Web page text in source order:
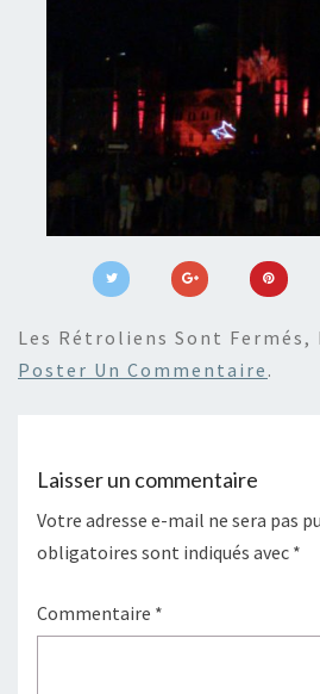
Les Rétroliens Sont Fermés,
Poster Un Commentaire .
Laisser un commentaire
Votre adresse e-mail ne sera pas
obligatoires sont indiqués avec *
Commentaire *